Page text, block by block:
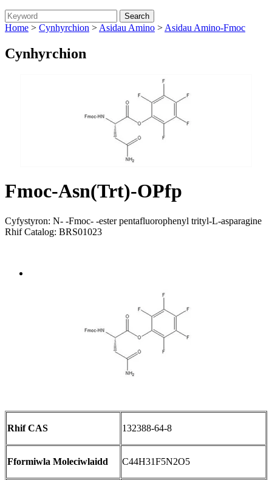
Home > Cynhyrchion > Asidau Amino > Asidau Amino-Fmoc
Cynhyrchion
Fmoc-Asn(Trt)-OPfp
Cyfystyron: N- -Fmoc- -ester pentafluorophenyl trityl-L-asparagine
Rhif Catalog: BRS01023
Rhif CAS 132388-64-8
Fformiwla Moleciwlaidd C44H31F5N2O5